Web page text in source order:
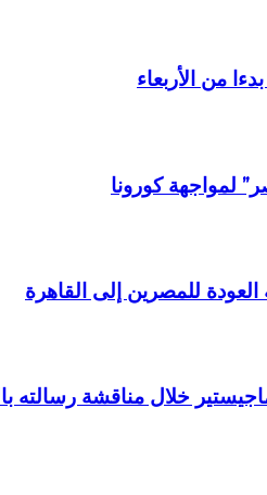
من الأربعاء
لمواجهة كورونا
للمصرين إلى القاهرة
خلال مناقشة رسالته